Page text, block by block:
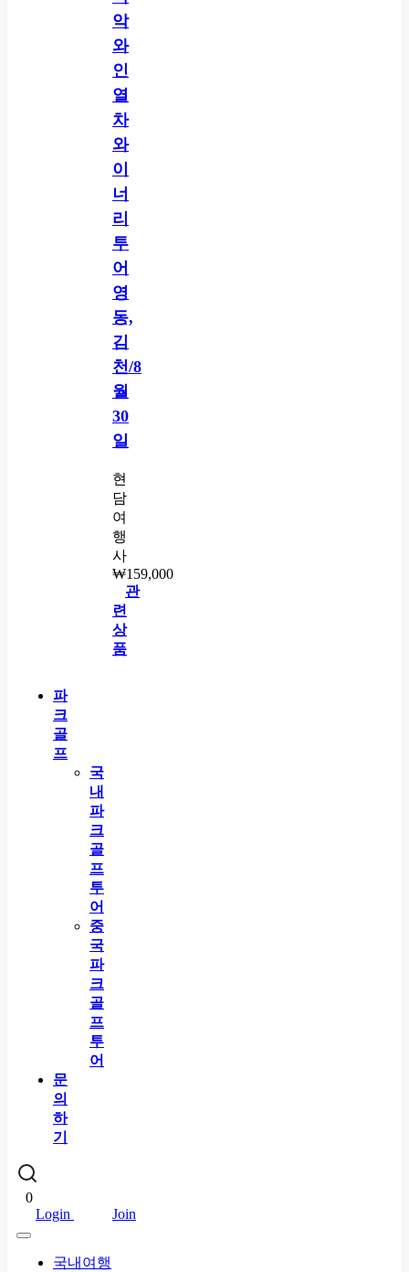
악
와
인
열
차
와
이
너
리
투
어
영
동,
김
천/8
월
30
일
현
담
여
행
사
₩159,000
관
련
상
품
파
크
골
프
국
내
파
크
골
프
투
어
중
국
파
크
골
프
투
어
문
의
하
기
0
Login
Join
국내여행